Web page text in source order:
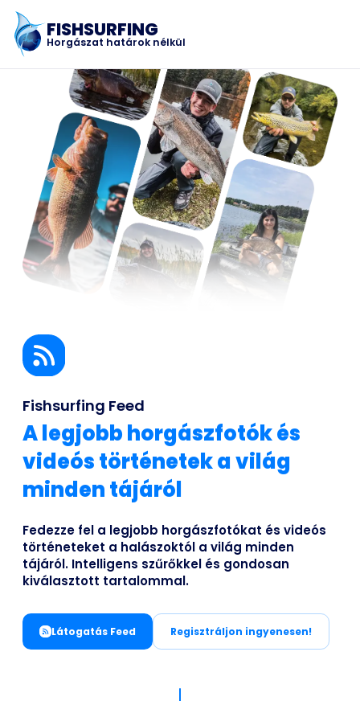
FISHSURFING
Horgászat határok nélkül
Regisztráció
Főoldal
Blog
Az alkalmazásról
Business
Fishsurfing Feed
A legjobb horgászfotók és
videós történetek a világ
minden tájáról
Fedezze fel a legjobb horgászfotókat és videós
történeteket a halászoktól a világ minden
tájáról. Intelligens szűrőkkel és gondosan
kiválasztott tartalommal.
Látogatás Feed Regisztráljon ingyenesen!